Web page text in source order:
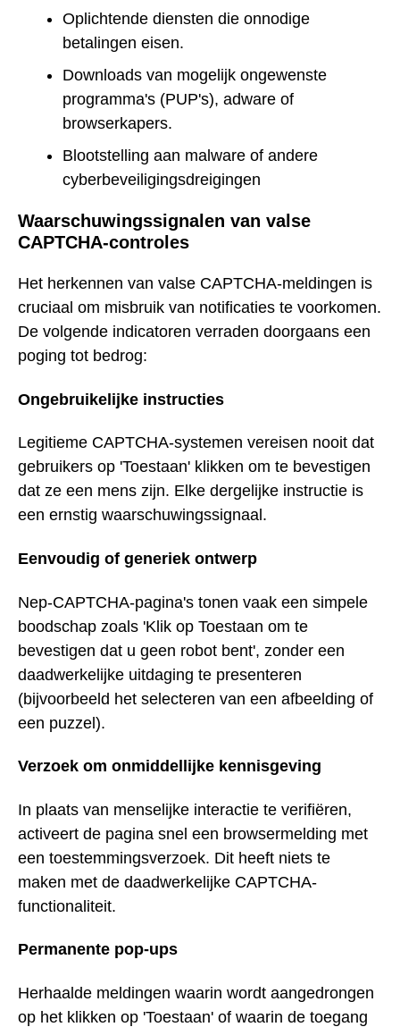
Oplichtende diensten die onnodige
betalingen eisen.
Downloads van mogelijk ongewenste
programma's (PUP's), adware of
browserkapers.
Blootstelling aan malware of andere
cyberbeveiligingsdreigingen
Waarschuwingssignalen van valse
CAPTCHA-controles
Het herkennen van valse CAPTCHA-meldingen is
cruciaal om misbruik van notificaties te voorkomen.
De volgende indicatoren verraden doorgaans een
poging tot bedrog:
Ongebruikelijke instructies
Legitieme CAPTCHA-systemen vereisen nooit dat
gebruikers op 'Toestaan' klikken om te bevestigen
dat ze een mens zijn. Elke dergelijke instructie is
een ernstig waarschuwingssignaal.
Eenvoudig of generiek ontwerp
Nep-CAPTCHA-pagina's tonen vaak een simpele
boodschap zoals 'Klik op Toestaan om te
bevestigen dat u geen robot bent', zonder een
daadwerkelijke uitdaging te presenteren
(bijvoorbeeld het selecteren van een afbeelding of
een puzzel).
Verzoek om onmiddellijke kennisgeving
In plaats van menselijke interactie te verifiëren,
activeert de pagina snel een browsermelding met
een toestemmingsverzoek. Dit heeft niets te
maken met de daadwerkelijke CAPTCHA-
functionaliteit.
Permanente pop-ups
Herhaalde meldingen waarin wordt aangedrongen
op het klikken op 'Toestaan' of waarin de toegang